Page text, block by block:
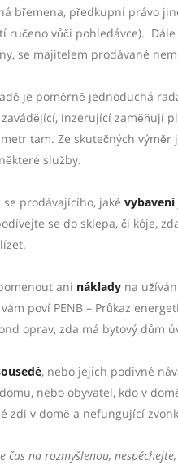
břemena, předkupní právo
ručeno vůči pohledávce).
se majitelem prodávané
je poměrně jednoduchá
inzerující zaměňují
tam. Ze skutečných
služby.
prodávajícího, jaké vybavení
se do sklepa, či kóje,
ani náklady na
vám poví PENB – Průkaz
oprav, zda má bytový dům
, nebo jejich podivné
nebo obyvatel, kdo v
zdi v domě a nefungující
čas na rozmyšlenou,